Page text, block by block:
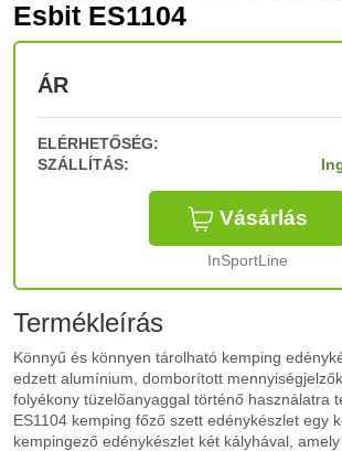
Esbit ES1104
ÁR
ELÉRHETŐSÉG:
SZÁLLÍTÁS:
Vásárlás
InSportLine
Termékleírás
Könnyű és könnyen tárolható kemping
edzett alumínium, domborított
folyékony tüzelőanyaggal történő használatra
ES1104 kemping főző szett edénykészlet egy
kempingező edénykészlet két kályhával,